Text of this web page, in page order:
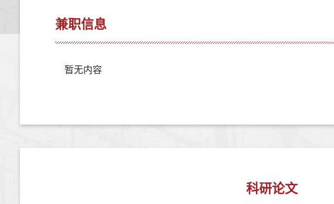
兼职信息
暂无内容
科研论文